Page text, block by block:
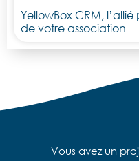
YellowBox CRM,
de votre association
Vous avez un